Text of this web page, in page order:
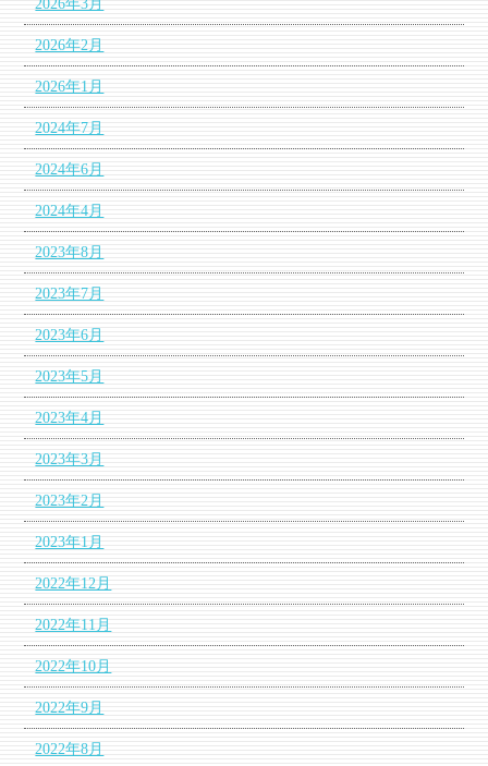
2026年3月
2026年2月
2026年1月
2024年7月
2024年6月
2024年4月
2023年8月
2023年7月
2023年6月
2023年5月
2023年4月
2023年3月
2023年2月
2023年1月
2022年12月
2022年11月
2022年10月
2022年9月
2022年8月